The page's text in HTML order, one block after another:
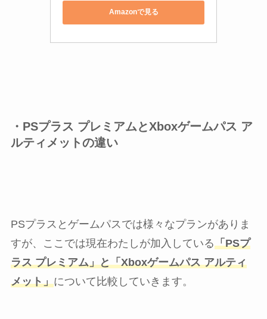
Amazonで見る
・PSプラス プレミアムとXboxゲームパス ア
ルティメットの違い
PSプラスとゲームパスでは様々なプランがありま
すが、ここでは現在わたしが加入している「PSプ
ラス プレミアム」と「Xboxゲームパス アルティ
メット」について比較していきます。